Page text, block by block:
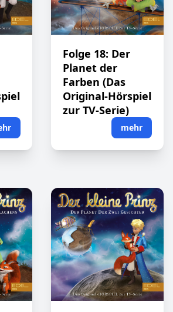
Folge 18: Der
Planet der
Farben (Das
Original-Hörspiel
zur TV-Serie)
mehr